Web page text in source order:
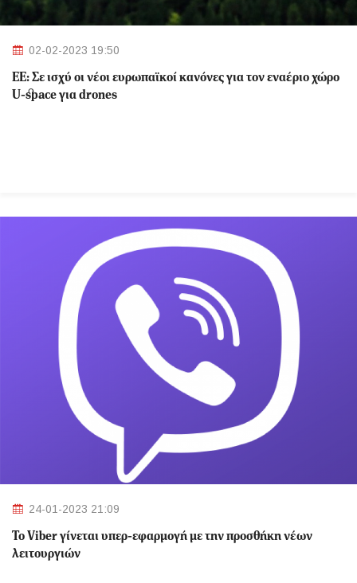
02-02-2023 19:50
ΕΕ: Σε ισχύ οι νέοι ευρωπαϊκοί κανόνες για τον εναέριο χώρο
U-space για drones
24-01-2023 21:09
Το Viber γίνεται υπερ-εφαρμογή με την προσθήκη νέων
λειτουργιών